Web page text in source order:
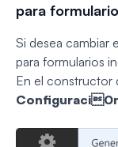
para
Si desea
para formularios
En el constructor